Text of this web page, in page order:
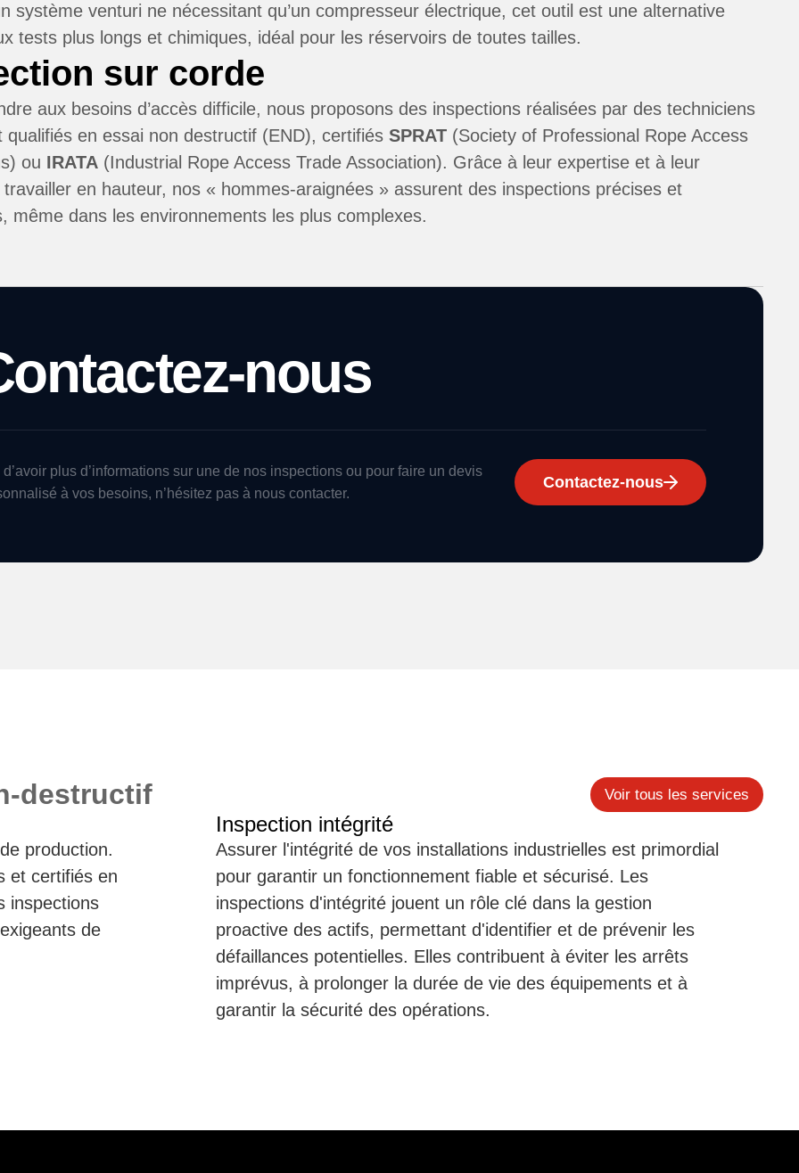
système venturi ne nécessitant qu’un compresseur électrique, cet outil est une alternative
tests plus longs et chimiques, idéal pour les réservoirs de toutes tailles.
sur corde
aux besoins d’accès difficile, nous proposons des inspections réalisées par des techniciens
qualifiés en essai non destructif (END), certifiés SPRAT (Society of Professional Rope Access
ou IRATA (Industrial Rope Access Trade Association). Grâce à leur expertise et à leur
travailler en hauteur, nos « hommes-araignées » assurent des inspections précises et
même dans les environnements les plus complexes.
nous
d’avoir plus d’informations sur une de nos inspections ou pour faire un devis
à vos besoins, n’hésitez pas à nous contacter.
Contactez-nous
destructif Voir tous les services
production.
et certifiés en
inspections
de
Inspection intégrité
Assurer l'intégrité de vos installations industrielles est primordial
pour garantir un fonctionnement fiable et sécurisé. Les
inspections d'intégrité jouent un rôle clé dans la gestion
proactive des actifs, permettant d'identifier et de prévenir les
défaillances potentielles. Elles contribuent à éviter les arrêts
imprévus, à prolonger la durée de vie des équipements et à
garantir la sécurité des opérations.